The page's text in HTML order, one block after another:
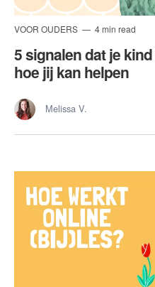
VOOR OUDERS 4 min read
5 signalen dat je
hoe jij kan helpen
Melissa V.